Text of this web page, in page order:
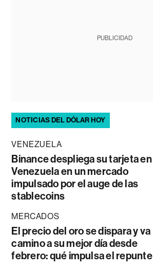
PUBLICIDAD
NOTICIAS DEL DÓLAR HOY
VENEZUELA
Binance despliega su tarjeta en
Venezuela en un mercado
impulsado por el auge de las
stablecoins
MERCADOS
El precio del oro se dispara y va
camino a su mejor día desde
febrero: qué impulsa el repunte